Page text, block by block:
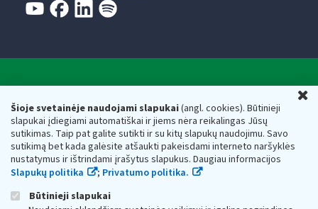
Šioje svetainėje naudojami slapukai(angl. cookies). Būtinieji
slapukai įdiegiami automatiškai ir jiems nėra reikalingas Jūsų
sutikimas. Taip pat galite sutikti ir su kitų slapukų naudojimu. Savo
sutikimą bet kada galėsite atšaukti pakeisdami interneto naršyklės
nustatymus ir ištrindami įrašytus slapukus. Daugiau informacijos
Slapukų politika
; Privatumo politika.
Būtinieji slapukai
Respublikos finansų ministerijos
Biudžetinė įstaiga. Juridinio asmens kodas — 188659752,
adresas: Vasario 16-osios g. 14, 01107 Vilnius, Lietuva, el.paštas:
vmi@vmi.lt, E. pristatymo dėžutės adresas 188659752
Duomenys apie Valstybinę mokesčių inspekciją prie Lietuvos
Respublikos finansų ministerijos kaupiami ir saugomi Juridinių